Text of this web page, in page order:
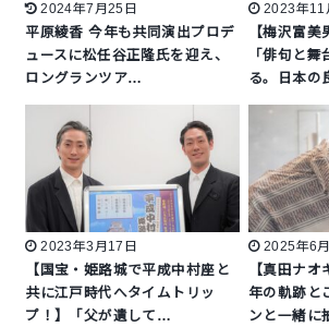
2024年7月25日
平原綾香 今年も共同演出プロデ
ュースに松任谷正隆氏を迎え、
ロングランツア…
2023年11
【梅沢富美
「俳句と
る。日本の
2023年3月17日
【国宝・姫路城で平成中村座と
共に江戸時代へタイムトリッ
プ！】「父が遺して…
2025年6
【真田ナ
年の軌跡
ンと一緒に